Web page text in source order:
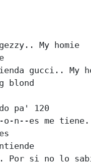
My homie
gucci.. My
blond
pa' 120
o-n--es me
Por si no lo